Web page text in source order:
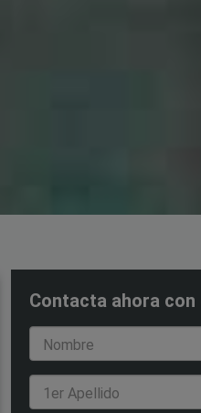
Contacta ahora
Nombre
1er Apellido